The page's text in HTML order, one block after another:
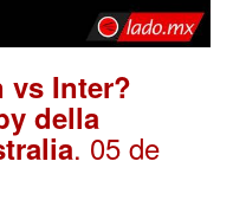
vs Inter?
della
. 05 de